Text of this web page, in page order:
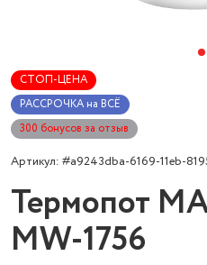
СТОП-ЦЕНА
РАССРОЧКА на ВСЁ
300 бонусов за отзыв
Артикул: #a9243dba-6169-11eb-
Термопот
MW-1756